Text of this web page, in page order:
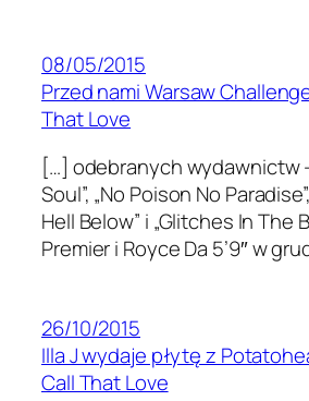
08/05/2015
Przed nami Warsaw
That Love
[…] odebranych wydawnictw
Soul”, „No Poison No
Hell Below” i „Glitches In The
Premier i Royce Da 5’9″ w
26/10/2015
Illa J wydaje płytę z
Call That Love